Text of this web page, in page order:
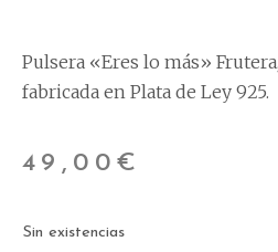
Pulsera «Eres lo más»
fabricada en Plata de Ley 925.
49,00 €
Sin existencias